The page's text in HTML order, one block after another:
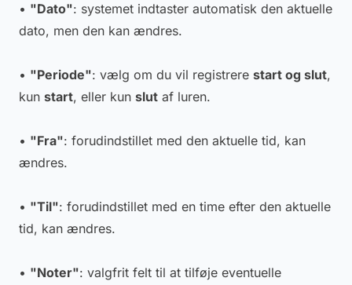
• "Dato": systemet indtaster automatisk den aktuelle
dato, men den kan ændres.
• "Periode": vælg om du vil registrere start og slut,
kun start, eller kun slut af luren.
• "Fra": forudindstillet med den aktuelle tid, kan
ændres.
• "Til": forudindstillet med en time efter den aktuelle
tid, kan ændres.
• "Noter": valgfrit felt til at tilføje eventuelle